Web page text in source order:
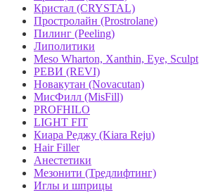
Кристал (CRYSTAL)
Простролайн (Prostrolane)
Пилинг (Peeling)
Липолитики
Meso Wharton, Xanthin, Eye, Sculpt
РЕВИ (REVI)
Новакутан (Novacutan)
МисФилл (MisFill)
PROFHILO
LIGHT FIT
Киара Реджу (Kiara Reju)
Hair Filler
Анестетики
Мезонити (Тредлифтинг)
Иглы и шприцы